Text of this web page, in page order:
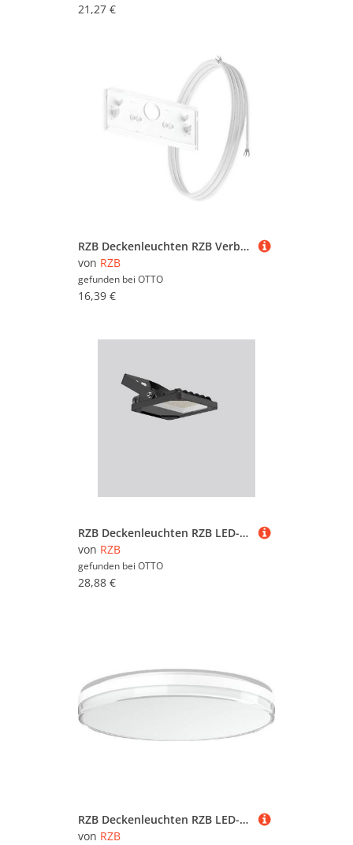
21,27 €
RZB Deckenleuchten RZB Verbindungsteil 983465.002
von RZB
gefunden bei OTTO
16,39 €
RZB Deckenleuchten RZB LED-Strahler BSX110210.03
von RZB
gefunden bei OTTO
28,88 €
RZB Deckenleuchten RZB LED-Wand-u.Deckenleuchte 312815.002
von RZB